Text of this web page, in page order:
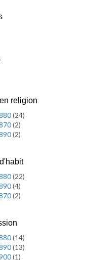
religion
(24)
(2)
(2)
(22)
(4)
(2)
(14)
(13)
(1)